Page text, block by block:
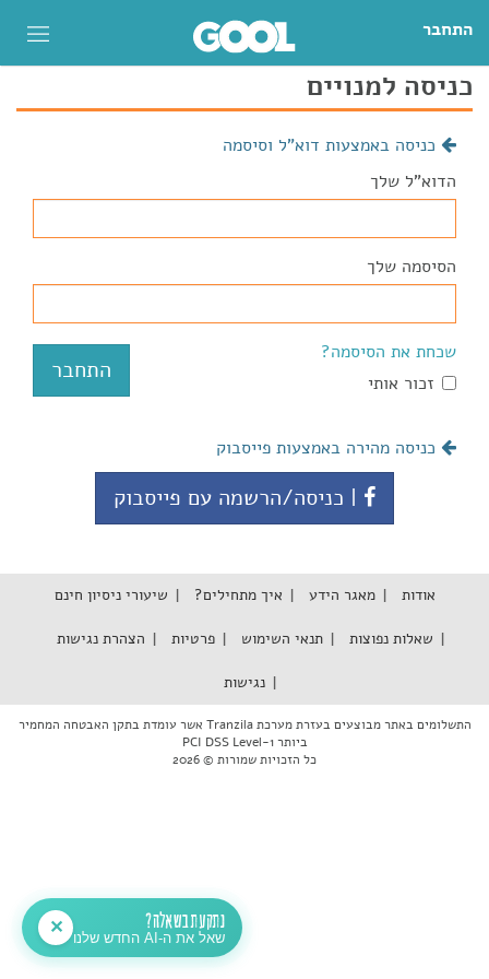
התחבר
כניסה למנויים
כניסה באמצעות דוא"ל וסיסמה
הדוא"ל שלך
הסיסמה שלך
שכחת את הסיסמה?
זכור אותי
כניסה מהירה באמצעות פייסבוק
| כניסה/הרשמה עם פייסבוק
אודות מאגר הידע איך מתחילים? שיעורי ניסיון חינם
שאלות נפוצות תנאי השימוש פרטיות הצהרת נגישות
נגישות
התשלומים באתר מבוצעים בעזרת מערכת Tranzila אשר עומדת בתקן האבטחה המחמיר
ביותר PCI DSS Level-1
כל הזכויות שמורות © 2026
נתקעת בשאלה?
שאל את ה-AI החדש שלנו
✕